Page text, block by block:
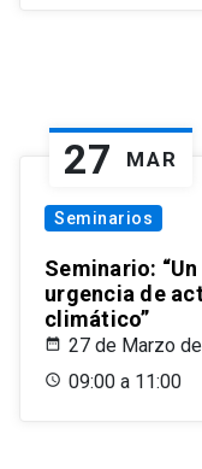
27 MAR
Seminarios
Seminario:
urgencia de
climático”
27 de Marzo
09:00 a 11:00